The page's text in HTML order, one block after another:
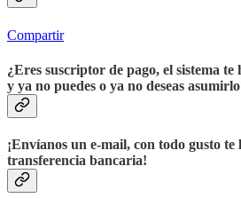
Compartir
¿Eres suscriptor de pago, el sistema
y ya no puedes o ya no deseas
¡Envíanos un e-mail, con todo gusto te
transferencia bancaria!